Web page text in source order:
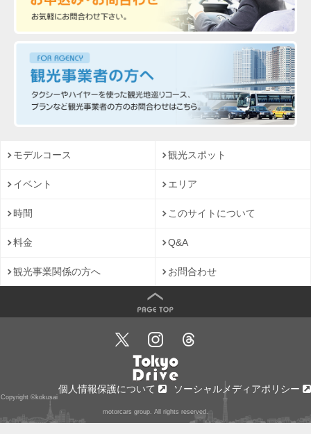
モデルコース 観光スポット
イベント エリア
時間 このサイトについて
料金 Q&A
観光事業関係の方へ お問合わせ
ソーシャルメディアポリシー
個人情報保護について
Copyright ©kokusai
motorcars group. All rights reserved.